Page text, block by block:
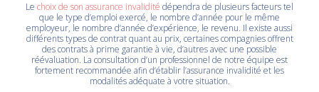
Le choix de son assurance invalidité dépendra de plusieurs facteurs tel
que le type d’emploi exercé, le nombre d’année pour le même
employeur, le nombre d’année d’expérience, le revenu. Il existe aussi
différents types de contrat quant au prix, certaines compagnies offrent
des contrats à prime garantie à vie, d’autres avec une possible
réévaluation. La consultation d’un professionnel de notre équipe est
fortement recommandée afin d’établir l’assurance invalidité et les
modalités adéquate à votre situation.